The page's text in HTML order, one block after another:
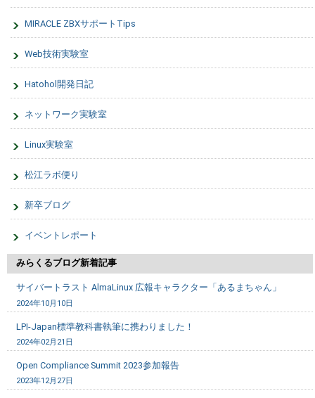
MIRACLE ZBXサポートTips
Web技術実験室
Hatohol開発日記
ネットワーク実験室
Linux実験室
松江ラボ便り
新卒ブログ
イベントレポート
みらくるブログ新着記事
サイバートラスト AlmaLinux 広報キャラクター「あるまちゃん」
2024年10月10日
LPI-Japan標準教科書執筆に携わりました！
2024年02月21日
Open Compliance Summit 2023参加報告
2023年12月27日